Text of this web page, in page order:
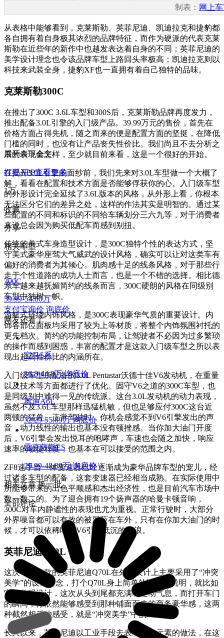
制表： 网上
从表格中能够看到，克莱斯勒、英菲尼迪、凯迪拉克和捷豹都
各自拥有着自身极其浓烈的品牌特征，而作为硬派的代表克莱
斯勒在近些年的新作中也越发表达着自身的不同；英菲尼迪的
美学设计理念也令该品牌车型上路回头率极高；凯迪拉克则以
科技来武装全身，捷豹XF也一直拥有着自己独特的品味。
克莱斯勒300C
在推出了300C 3.6L车型和300S后，克莱斯勒品牌再度发力，
推出配备3.0L引擎的入门级产品。39.99万元的售价，首先在
价格方面占得先机，随之而来的便是配置方面的坚挺，在降低
门槛的同时，也没有让产品丧失性价比。我们尚且不去分析之
后的表现会怎样，至少就目前来看，这是一个很好的开始。
在揭开3.0L引擎的面纱前，我们先来对3.0L车型做一个大概了
解，看看在配置和技术方面是否能够俘获你的心。入门级车型
的外形设计完全延续了3.6L版本的风格，从外形上看，你根本
无法区分它们的差异之处，这样的作法其实是明智的。通过某
些配置的不同和标识的不同给车辆划分三六九等，对于消费者
来说总会因为购买低配车而感到别扭。
传统的美式车身造型设计，是300C独特个性的表达方式，坚
守美式豪华座驾大气威武的设计风格，确实可以让对这类车有
偏好的消费者为其倾心。肌肉感十足的线条风格，对于那些行
走于个性道路的成功人士而言，也是一个不错的选择。相比德
系车越来越抚媚简约的线条而言，300C硬朗的风格在同级别
车型中独树一帜。
游艇式环绕内饰风格，是300C表现豪华气质的重要设计。内
饰各部位面板均采用了较为上等材质，将整个内饰氛围衬托的
更先档次。简约的功能控制布局，让驾驶者不必因为过多繁琐
的操作而感到困惑，丰富的配置才是这款入门级车型之所以表
现出超高性价比的内涵所在。
入门级车型所配备的3.0L Pentastar沃德十佳V6发动机，在重量
以及技术等方面都进行了优化。固守V6之道的300C车型，也
是同级别中难得一见的传统派。这台3.0L发动机的动力表现，
虽然不及3.6L车型那样迅猛机敏，但也足够应付300C这台近
两顿的猛兽。正常驾驶时，你机会感觉不到V6引擎发出的声
音，动力线性的输出也基本没有顿挫感。当你加大油门开度
后，V6引擎会发出悦耳的咆哮声，车速也会随之加快，响应
速率的敏捷程度，也基本在可以接受的范围之内。
ZF8速手自一体变速器已经逐渐成为豪华品牌车型的宠儿，经
过诸多车型的配备，这套变速器已经相当成熟。在实际使用中
所能够带来的出色平顺感和杰出经济性，也是目前汽车市场中
数一数二的。为了迎合拥有19个扬声器的哈曼卡顿音响，
300C对车内静谧性的表现也尤为重视。正常行驶时，大部分
外界噪音都可以有效的被屏蔽在车外，只有在你加大油门的时
候，才可以依稀听到V6引擎低沉的声浪。
英菲尼迪Q70L
这次中期改款的英菲尼迪Q70L在外观设计上主要采用了“冲突
美学”的设计理念，打个Q70L身上简单的比喻来说明，就比如
它的外观设计，这次从头到尾都充满着运动气息，而打开车门
的瞬间，你依然能够感受到那种铺面而来的商务豪华感，这两
种截然相反的感受，就是“冲突美学”中的一部分。
长久以来，英菲尼迪以工业手段去表现自然元素的做法，在这
展开余下全文
打开APP查看更多
1万
收藏
分享
相关车型
300C
39.99-54.80万
支付宝询价 询底价
网友还看了
宝马5系
36.8-44.8万 询底价
奥迪A6L
32.29-55.89万 询底价
雷克萨斯ES
29.99-48.89万 询底价
相关文章换一批
全部评论